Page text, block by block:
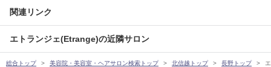
関連リンク
エトランジェ(Etrange)の近隣サロン
総合トップ 美容院・美容室・ヘアサロン検索トップ 北信越トップ 長野トップ